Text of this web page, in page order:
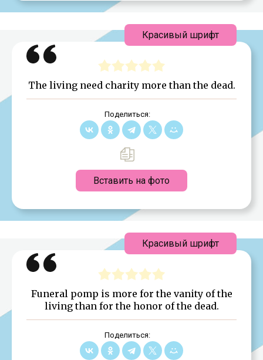
The living need charity more than the dead.
Поделиться:
Вставить на фото
Красивый шрифт
Funeral pomp is more for the vanity of the
living than for the honor of the dead.
Поделиться:
Красивый шрифт